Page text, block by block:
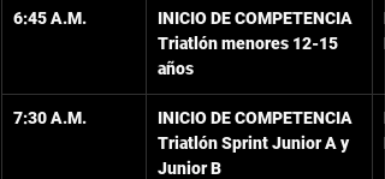
6:45 A.M.
INICIO DE COMPETENCIA
Triatlón menores 12-15
años
7:30 A.M.
INICIO DE COMPETENCIA
Triatlón Sprint Junior A y
Junior B